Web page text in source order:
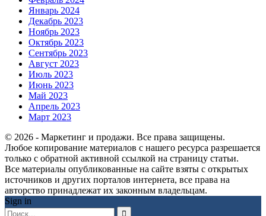
Январь 2024
Декабрь 2023
Ноябрь 2023
Октябрь 2023
Сентябрь 2023
Август 2023
Июль 2023
Июнь 2023
Май 2023
Апрель 2023
Март 2023
© 2026 - Маркетинг и продажи. Все права защищены.
Любое копирование материалов с нашего ресурса разрешается
только с обратной активной ссылкой на страницу статьи.
Все материалы опубликованные на сайте взяты с открытых
источников и других порталов интернета, все права на
авторство принадлежат их законным владельцам.
Sign in